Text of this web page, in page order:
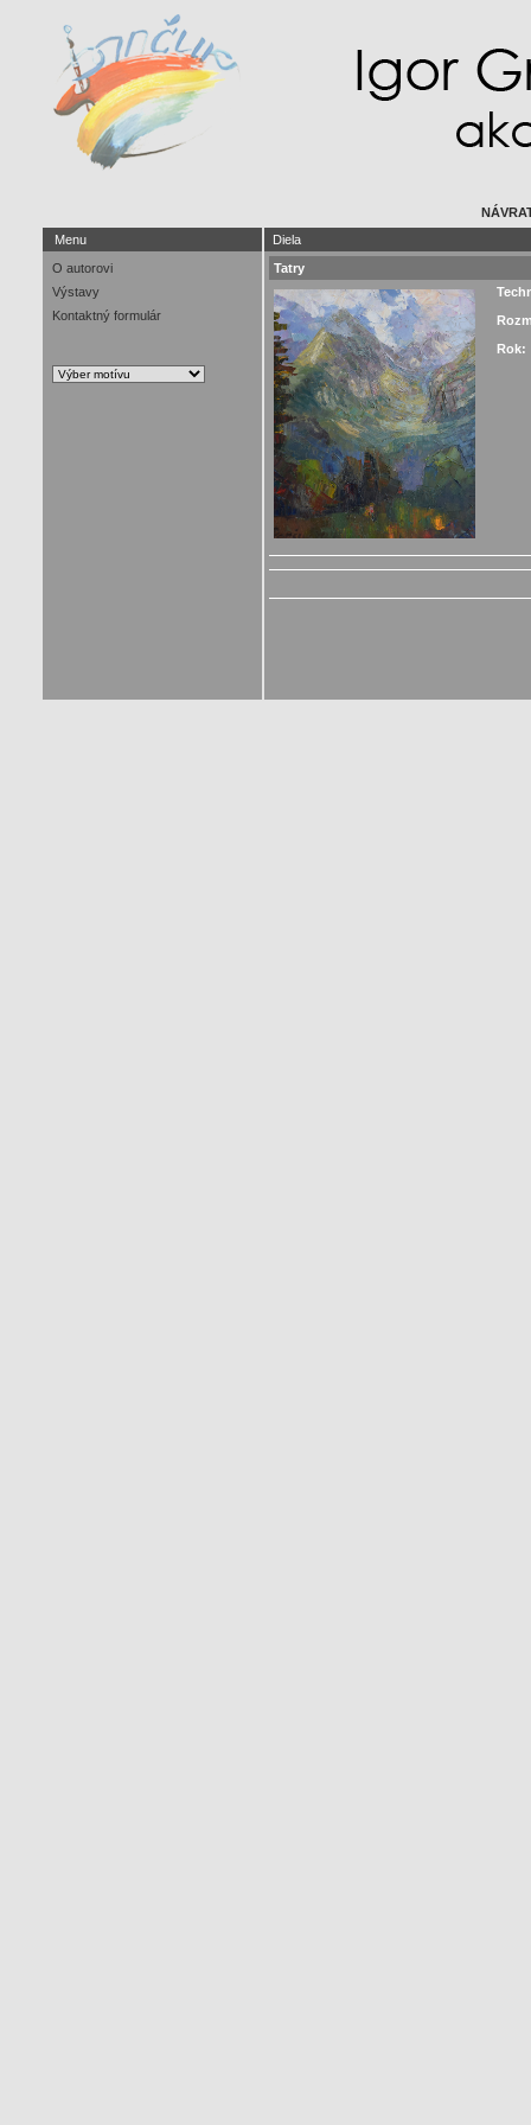
Menu
O autorovi
Výstavy
Kontaktný formulár
Diela
Tatry
Rok: